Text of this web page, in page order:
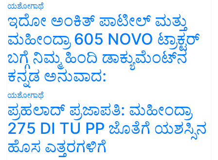
ಯಶೋಗಾಥೆ
ಇದೋ ಅಂಕಿತ್ ಪಾಟೀಲ್ ಮತ್ತು
ಮಹೀಂದ್ರಾ 605 NOVO ಟ್ರಾಕ್ಟರ್
ಬಗ್ಗೆ ನಿಮ್ಮ ಹಿಂದಿ ಡಾಕ್ಯುಮೆಂಟ್‌ನ
ಕನ್ನಡ ಅನುವಾದ:
ಯಶೋಗಾಥೆ
ಪ್ರಹಲಾದ್ ಪ್ರಜಾಪತಿ: ಮಹೀಂದ್ರಾ
275 DI TU PP ಜೊತೆಗೆ ಯಶಸ್ಸಿನ
ಹೊಸ ಎತ್ತರಗಳಿಗೆ